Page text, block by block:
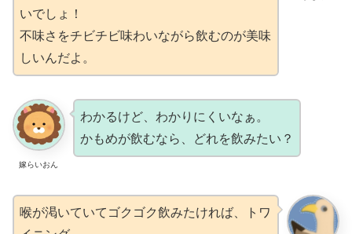
いでしょ！
不味さをチビチビ味わいながら飲むのが美味
しいんだよ。
嫁らいおん
わかるけど、わかりにくいなぁ。
かもめが飲むなら、どれを飲みたい？
喉が渇いていてゴクゴク飲みたければ、トワ